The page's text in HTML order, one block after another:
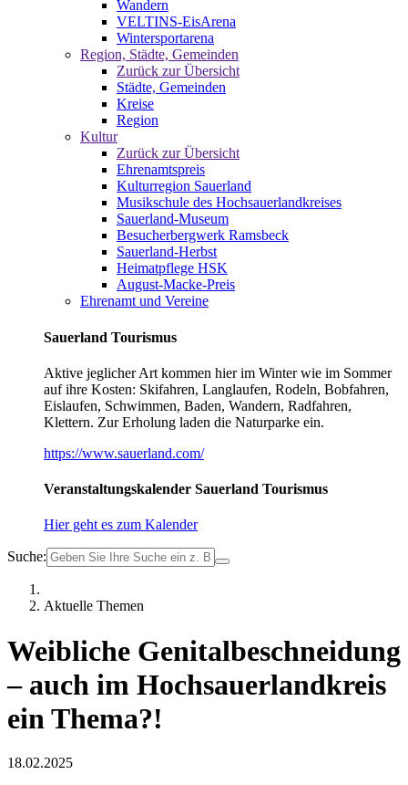
Wandern
VELTINS-EisArena
Wintersportarena
Region, Städte, Gemeinden
Zurück zur Übersicht
Städte, Gemeinden
Kreise
Region
Kultur
Zurück zur Übersicht
Ehrenamtspreis
Kulturregion Sauerland
Musikschule des Hochsauerlandkreises
Sauerland-Museum
Besucherbergwerk Ramsbeck
Sauerland-Herbst
Heimatpflege HSK
August-Macke-Preis
Ehrenamt und Vereine
Sauerland Tourismus
Aktive jeglicher Art kommen hier im Winter wie im Sommer
auf ihre Kosten: Skifahren, Langlaufen, Rodeln, Bobfahren,
Eislaufen, Schwimmen, Baden, Wandern, Radfahren,
Klettern. Zur Erholung laden die Naturparke ein.
https://www.sauerland.com/
Veranstaltungskalender Sauerland Tourismus
Hier geht es zum Kalender
Suche:
Aktuelle Themen
Weibliche Genitalbeschneidung
– auch im Hochsauerlandkreis
ein Thema?!
18.02.2025